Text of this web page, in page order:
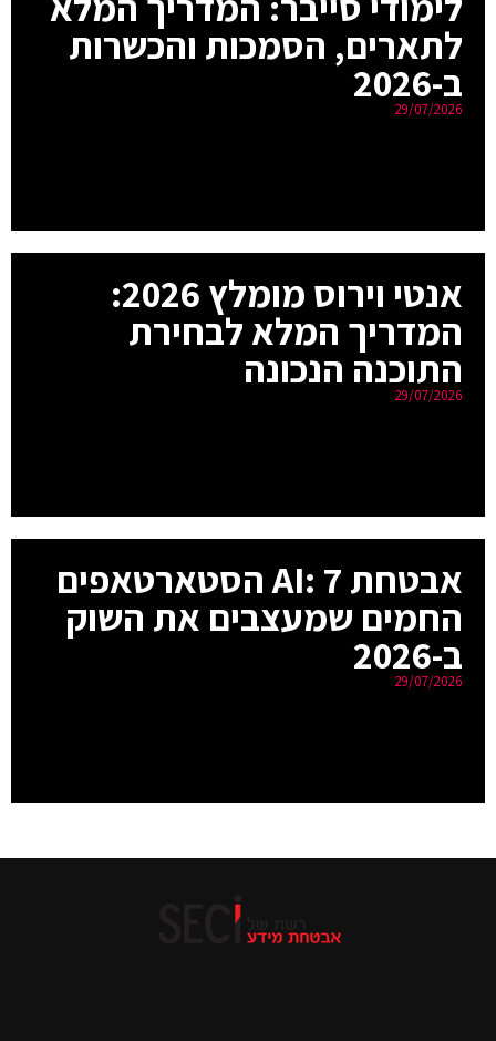
לתארים, הסמכות והכשרות
ב-2026
29/07/2026
אנטי וירוס מומלץ 2026:
המדריך המלא לבחירת
התוכנה הנכונה
29/07/2026
אבטחת AI: 7 הסטארטאפים
החמים שמעצבים את השוק
ב-2026
29/07/2026